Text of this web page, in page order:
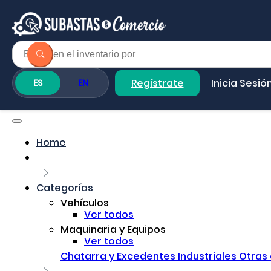
ES EN Regístrate Inicia
Home
Categorías
Vehículos
Ver todos
Maquinaria y Equipos
Ver todos
Chatarra y Excedentes Industriales Otras